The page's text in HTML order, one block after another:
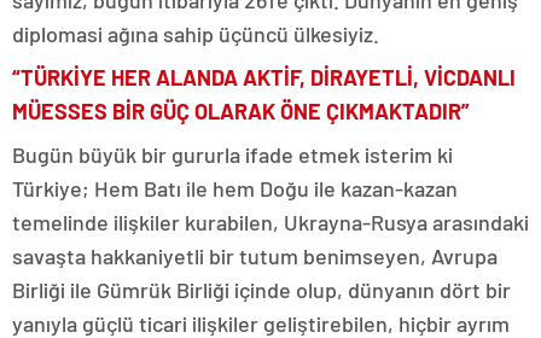
diplomasi ağına sahip üçüncü ülkesiyiz.
“TÜRKİYE HER ALANDA AKTİF, DİRAYETLİ, VİCDANLI
MÜESSES BİR GÜÇ OLARAK ÖNE ÇIKMAKTADIR”
Bugün büyük bir gururla ifade etmek isterim ki
Türkiye; Hem Batı ile hem Doğu ile kazan-kazan
temelinde ilişkiler kurabilen, Ukrayna-Rusya arasındaki
savaşta hakkaniyetli bir tutum benimseyen, Avrupa
Birliği ile Gümrük Birliği içinde olup, dünyanın dört bir
yanıyla güçlü ticari ilişkiler geliştirebilen, hiçbir ayrım